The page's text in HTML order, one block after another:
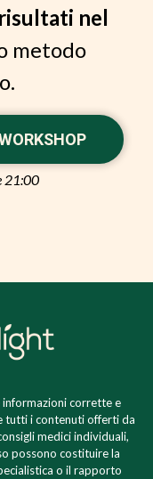
nel
metodo
21:00
corrette e
tutti i contenuti offerti da
medici individuali,
possono costituire la
o il rapporto